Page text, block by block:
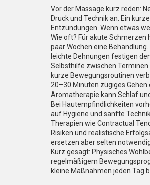
Vor der Massage kurz reden:
Druck und Technik an. Ein
Entzündungen. Wenn etwas
Wie oft? Für akute Schmerzen
paar Wochen eine
leichte Dehnungen festigen
Selbsthilfe zwischen
kurze Bewegungsroutinen
20–30 Minuten zügiges
Aromatherapie kann Schlaf
Bei Hautempfindlichkeiten
auf Hygiene und sanfte
Therapien wie Contractual
Risiken und realistische
ersetzen aber selten
Kurz gesagt: Physisches
regelmäßigem
kleine Maßnahmen jeden Tag